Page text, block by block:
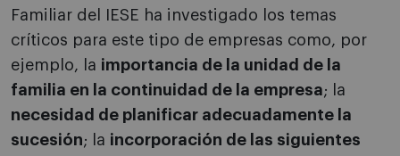
Familiar del IESE ha investigado los temas
críticos para este tipo de empresas como, por
ejemplo, la importancia de la unidad de la
familia en la continuidad de la empresa; la
necesidad de planificar adecuadamente la
sucesión; la incorporación de las siguientes